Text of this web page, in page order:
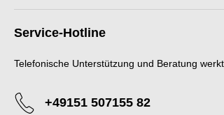
Service-Hotline
Telefonische Unterstützung und Beratung
+49151 507155 82